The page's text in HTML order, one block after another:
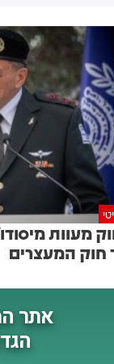
חיזבאללה עדיין לא
בוחנים אפשרויות
פעולות שנחשבות
התגובה הישראלית
לאישור הדרג
מעוות
חוק המעצרים